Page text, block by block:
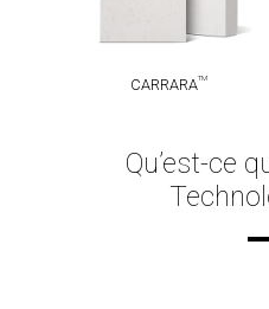
CARRARATM
Qu’est-ce